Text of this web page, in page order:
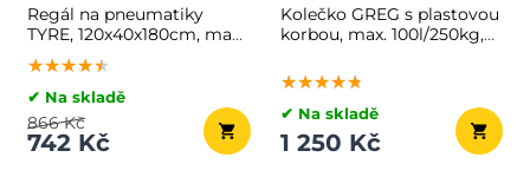
Regál na pneumatiky
TYRE, 120x40x180cm, max.
795kg, stříbrná/světle
hnědá
★★★★★
★★★★★
★★★★★
✔ Na skladě
742 Kč
866 Kč
Kolečko GREG s plastovou
korbou, max. 100l/250kg,
★★★★★
★★★★★
★★★★★
✔ Na skladě
1 250 Kč